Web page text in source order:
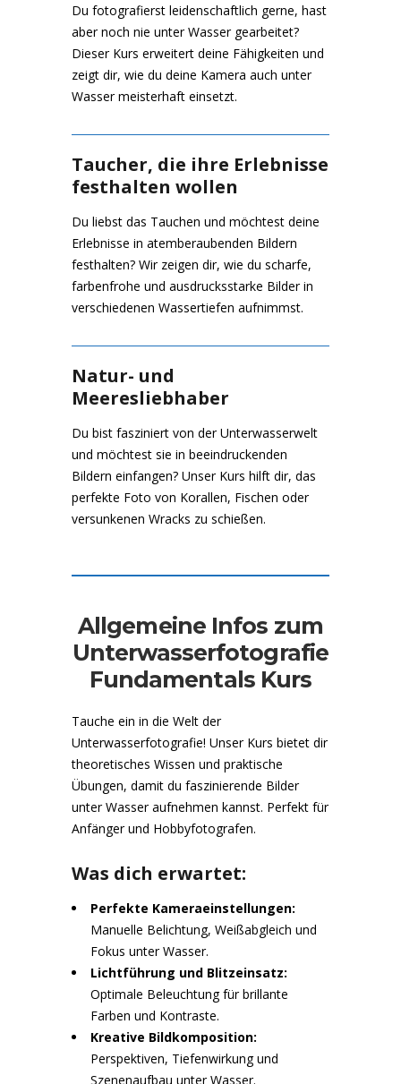
Du fotografierst leidenschaftlich gerne, hast
aber noch nie unter Wasser gearbeitet?
Dieser Kurs erweitert deine Fähigkeiten und
zeigt dir, wie du deine Kamera auch unter
Wasser meisterhaft einsetzt.
Taucher, die ihre Erlebnisse
festhalten wollen
Du liebst das Tauchen und möchtest deine
Erlebnisse in atemberaubenden Bildern
festhalten? Wir zeigen dir, wie du scharfe,
farbenfrohe und ausdrucksstarke Bilder in
verschiedenen Wassertiefen aufnimmst.
Natur- und
Meeresliebhaber
Du bist fasziniert von der Unterwasserwelt
und möchtest sie in beeindruckenden
Bildern einfangen? Unser Kurs hilft dir, das
perfekte Foto von Korallen, Fischen oder
versunkenen Wracks zu schießen.
Allgemeine Infos zum
Unterwasserfotografie
Fundamentals Kurs
Tauche ein in die Welt der
Unterwasserfotografie! Unser Kurs bietet dir
theoretisches Wissen und praktische
Übungen, damit du faszinierende Bilder
unter Wasser aufnehmen kannst. Perfekt für
Anfänger und Hobbyfotografen.
Was dich erwartet:
Perfekte Kameraeinstellungen:
Manuelle Belichtung, Weißabgleich und
Fokus unter Wasser.
Lichtführung und Blitzeinsatz:
Optimale Beleuchtung für brillante
Farben und Kontraste.
Kreative Bildkomposition:
Perspektiven, Tiefenwirkung und
Szenenaufbau unter Wasser.